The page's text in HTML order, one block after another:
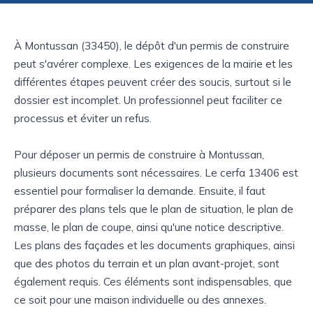
À Montussan (33450), le dépôt d'un permis de construire
peut s'avérer complexe. Les exigences de la mairie et les
différentes étapes peuvent créer des soucis, surtout si le
dossier est incomplet. Un professionnel peut faciliter ce
processus et éviter un refus.
Pour déposer un permis de construire à Montussan,
plusieurs documents sont nécessaires. Le cerfa 13406 est
essentiel pour formaliser la demande. Ensuite, il faut
préparer des plans tels que le plan de situation, le plan de
masse, le plan de coupe, ainsi qu'une notice descriptive.
Les plans des façades et les documents graphiques, ainsi
que des photos du terrain et un plan avant-projet, sont
également requis. Ces éléments sont indispensables, que
ce soit pour une maison individuelle ou des annexes.